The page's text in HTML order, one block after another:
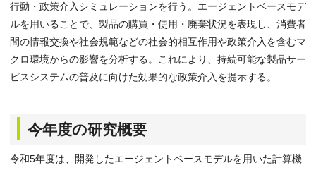
行動・政策介入シミュレーションを行う。エージェントベースモデ
ルを用いることで、製品の購買・使用・廃棄状況を表現し、消費者
間の情報交換や社会規範などの社会的相互作用や政策介入を含むマ
クロ環境からの影響を分析する。これにより、持続可能な製品サー
ビスシステムの普及に向けた効果的な政策介入を提示する。
今年度の研究概要
令和5年度は、開発したエージェントベースモデルを用いた計算機